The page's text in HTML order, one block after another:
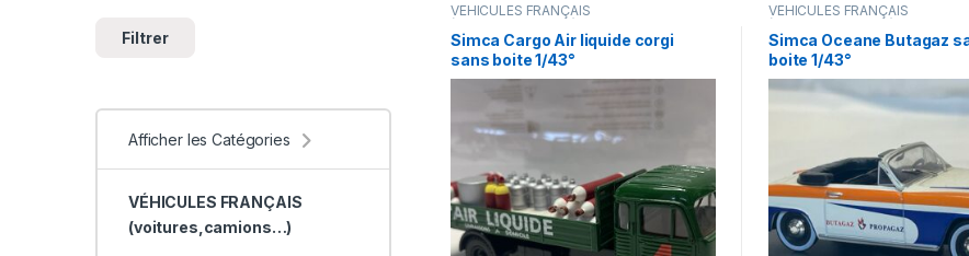
VÉHICULES FRANÇAIS
(voitures,camions...)
Simca Cargo Air liquide corgi
sans boite 1/43°
VÉHICULES FRANÇAIS
(voitures,camions...)
Simca Oceane Butagaz
boite 1/43°
Filtrer
Afficher les Catégories
VÉHICULES FRANÇAIS
(voitures,camions…)